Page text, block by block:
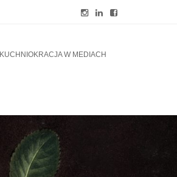
KUCHNIOKRACJA W MEDIACH